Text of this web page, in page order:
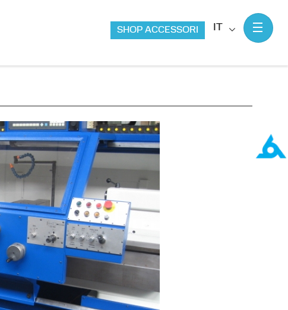
IT
SHOP ACCESSORI